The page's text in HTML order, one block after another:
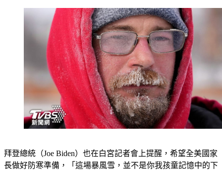
拜登總統（Joe Biden）也在白宮記者會上提醒，希望全美國家
長做好防寒準備，「這場暴風雪，並不是你我孩童記憶中的下